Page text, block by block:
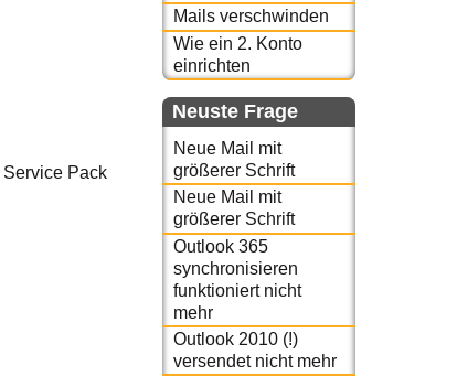
Pack
Mails verschwinden
Wie ein 2. Konto
einrichten
Neuste Frage
Neue Mail mit
größerer Schrift
Neue Mail mit
größerer Schrift
Outlook 365
synchronisieren
funktioniert nicht
mehr
Outlook 2010 (!)
versendet nicht mehr